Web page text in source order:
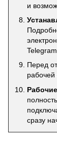
и
Перед
рабочей
сразу